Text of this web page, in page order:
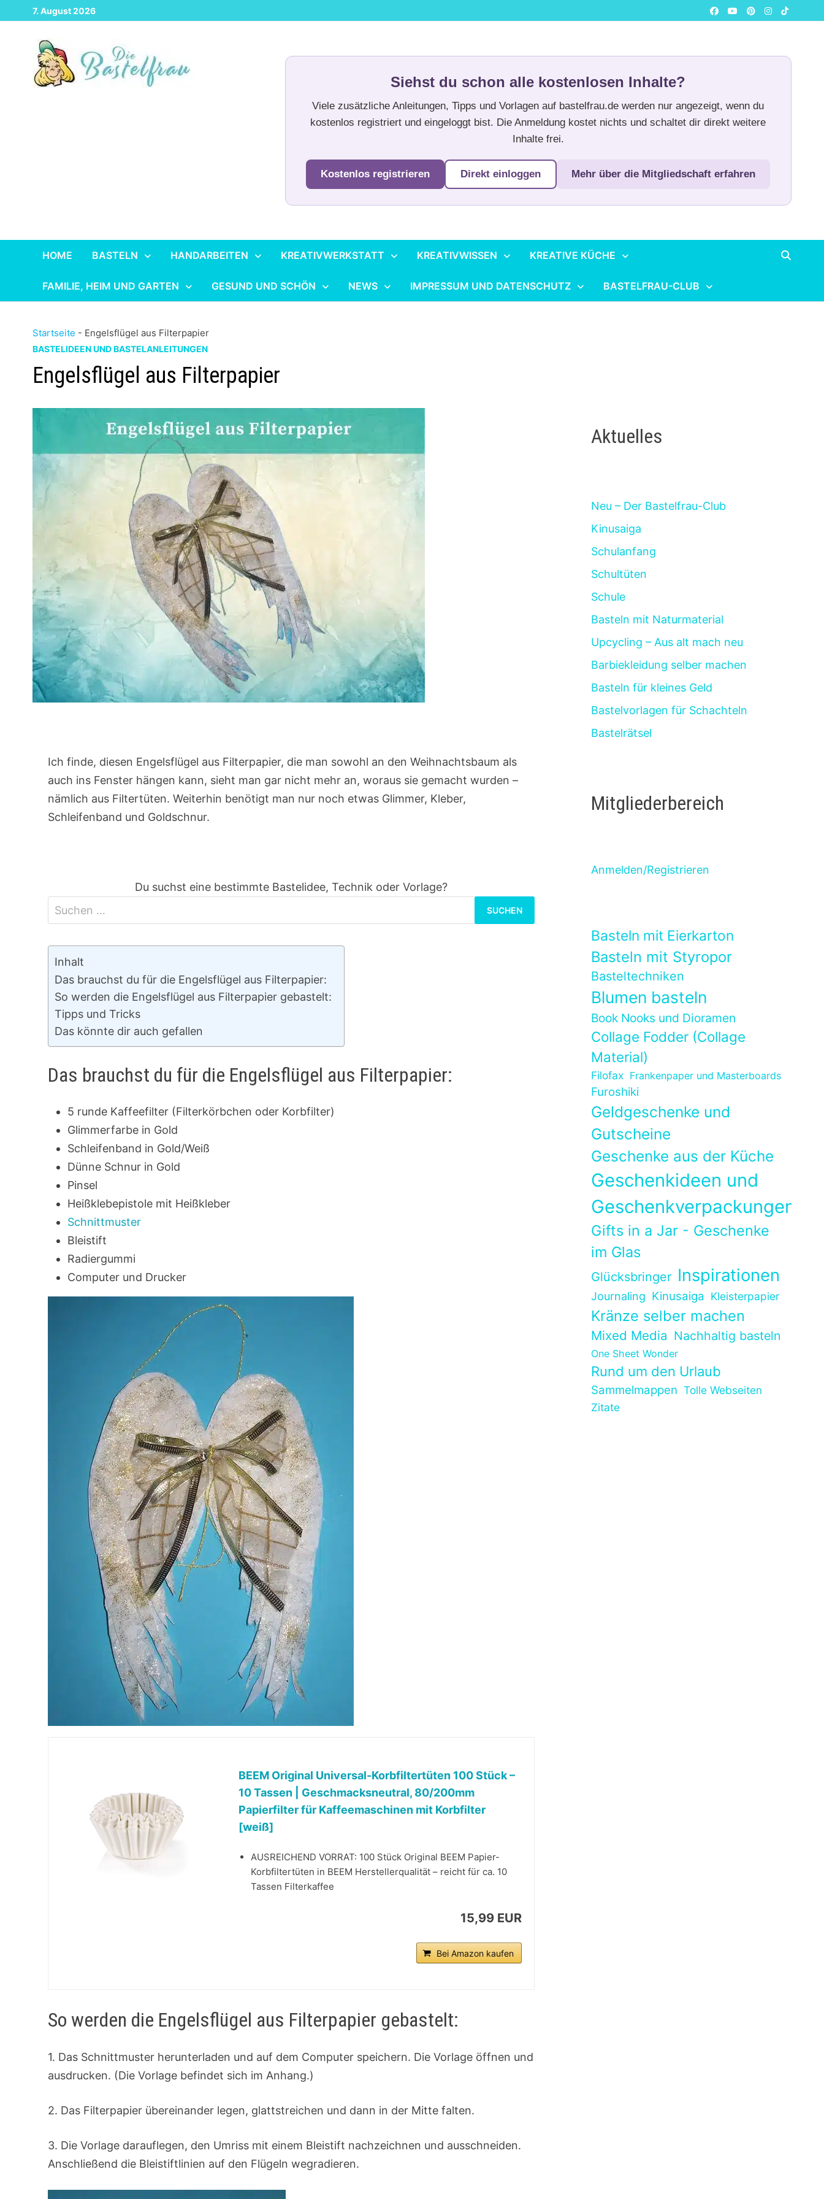
Zurück
zum
7. August 2026
Siehst du schon alle kostenlosen Inhalte?
Viele zusätzliche Anleitungen, Tipps und Vorlagen auf bastelfrau.de werden nur angezeigt, wenn du
kostenlos registriert und eingeloggt bist. Die Anmeldung kostet nichts und schaltet dir direkt weitere
Inhalte frei.
Kostenlos registrieren Direkt einloggen Mehr über die Mitgliedschaft erfahren
HOME BASTELN HANDARBEITEN KREATIVWERKSTATT KREATIVWISSEN KREATIVE KÜCHE
FAMILIE, HEIM UND GARTEN GESUND UND SCHÖN NEWS IMPRESSUM UND DATENSCHUTZ BASTELFRAU-CLUB
Startseite - Engelsflügel aus Filterpapier
BASTELIDEEN UND BASTELANLEITUNGEN
Engelsflügel aus Filterpapier
Ich finde, diesen Engelsflügel aus Filterpapier, die man sowohl an den Weihnachtsbaum als
auch ins Fenster hängen kann, sieht man gar nicht mehr an, woraus sie gemacht wurden –
nämlich aus Filtertüten. Weiterhin benötigt man nur noch etwas Glimmer, Kleber,
Schleifenband und Goldschnur.
Du suchst eine bestimmte Bastelidee, Technik oder Vorlage?
nach:
Inhalt
Das brauchst du für die Engelsflügel aus Filterpapier:
So werden die Engelsflügel aus Filterpapier gebastelt:
Tipps und Tricks
Das könnte dir auch gefallen
Das brauchst du für die Engelsflügel aus Filterpapier:
5 runde Kaffeefilter (Filterkörbchen oder Korbfilter)
Glimmerfarbe in Gold
Schleifenband in Gold/Weiß
Dünne Schnur in Gold
Pinsel
Heißklebepistole mit Heißkleber
Schnittmuster
Bleistift
Radiergummi
Computer und Drucker
BEEM Original Universal-Korbfiltertüten 100 Stück –
10 Tassen | Geschmacksneutral, 80/200mm
Papierfilter für Kaffeemaschinen mit Korbfilter
[weiß]
AUSREICHEND VORRAT: 100 Stück Original BEEM Papier-
Korbfiltertüten in BEEM Herstellerqualität – reicht für ca. 10
Tassen Filterkaffee
15,99 EUR
Bei Amazon kaufen
So werden die Engelsflügel aus Filterpapier gebastelt:
1. Das Schnittmuster herunterladen und auf dem Computer speichern. Die Vorlage öffnen und
ausdrucken. (Die Vorlage befindet sich im Anhang.)
2. Das Filterpapier übereinander legen, glattstreichen und dann in der Mitte falten.
3. Die Vorlage darauflegen, den Umriss mit einem Bleistift nachzeichnen und ausschneiden.
Anschließend die Bleistiftlinien auf den Flügeln wegradieren.
Aktuelles
Neu – Der Bastelfrau-Club
Kinusaiga
Schulanfang
Schultüten
Schule
Basteln mit Naturmaterial
Upcycling – Aus alt mach neu
Barbiekleidung selber machen
Basteln für kleines Geld
Bastelvorlagen für Schachteln
Bastelrätsel
Mitgliederbereich
Anmelden/Registrieren
Basteln mit Eierkarton
Basteln mit Styropor
Basteltechniken
Blumen basteln
Book Nooks und Dioramen
Collage Fodder (Collage
Material)
Filofax Frankenpaper und Masterboards
Furoshiki
Geldgeschenke und
Gutscheine
Geschenke aus der Küche
Geschenkideen und
Geschenkverpackungen
Gifts in a Jar - Geschenke
im Glas
Glücksbringer Inspirationen
Journaling Kinusaiga Kleisterpapier
Kränze selber machen
Mixed Media Nachhaltig basteln
One Sheet Wonder
Rund um den Urlaub
Sammelmappen Tolle Webseiten
Zitate